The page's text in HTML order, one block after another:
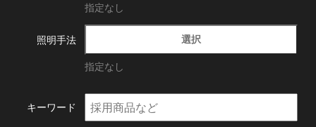
指定なし
照明手法 選択
指定なし
キーワード